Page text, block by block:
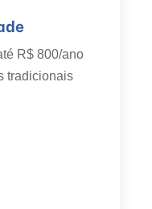
R$ 800/ano
tradicionais